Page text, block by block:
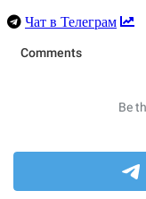
Чат в Телеграм